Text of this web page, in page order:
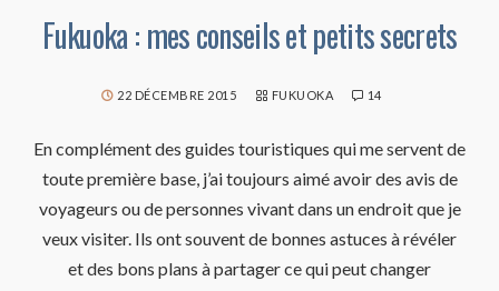
Fukuoka : mes conseils et petits secrets
22 DÉCEMBRE 2015 FUKUOKA 14
En complément des guides touristiques qui me servent de
toute première base, j’ai toujours aimé avoir des avis de
voyageurs ou de personnes vivant dans un endroit que je
veux visiter. Ils ont souvent de bonnes astuces à révéler
et des bons plans à partager ce qui peut changer